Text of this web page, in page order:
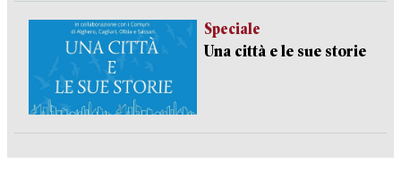
Speciale
Una città e le sue storie